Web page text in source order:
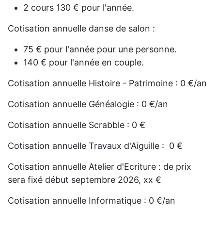
2 cours 130 € pour l'année.
Cotisation annuelle danse de salon :
75 € pour l'année pour une personne.
140 € pour l'année en couple.
Cotisation annuelle Histoire - Patrimoine : 0 €/an
Cotisation annuelle Généalogie : 0 €/an
Cotisation annuelle Scrabble : 0 €
Cotisation annuelle Travaux d'Aiguille : 0 €
Cotisation annuelle Atelier d'Ecriture : de prix
sera fixé début septembre 2026, xx €
Cotisation annuelle Informatique : 0 €/an